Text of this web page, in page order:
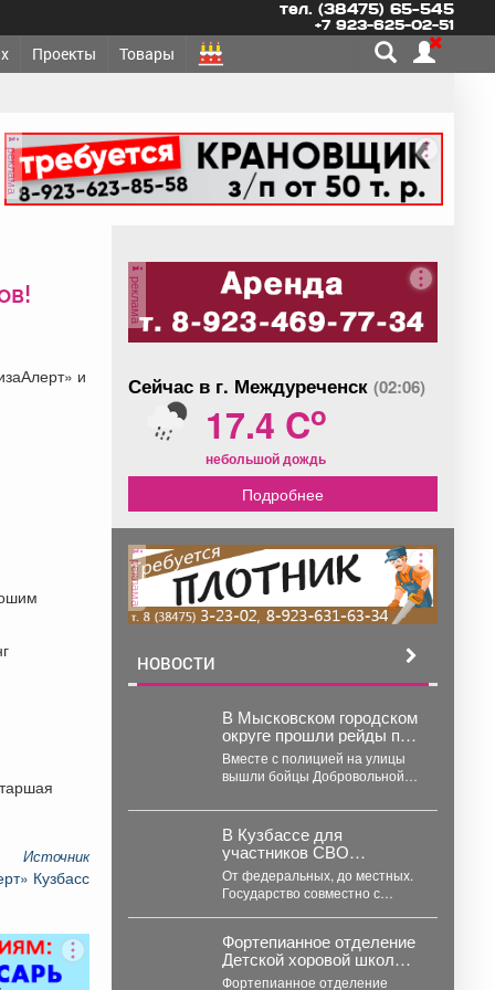
тел. (38475) 65-545
+7 923-625-02-51
Проекты Товары
реклама
и
Источник
Кузбасс
реклама
Сейчас в г. Междуреченск (02:06)
17.4 Co
небольшой дождь
Подробнее
реклама
НОВОСТИ
В Мысковском городском
округе прошли рейды по
охране общественного
порядка.
Вместе с полицией на улицы
вышли бойцы Добровольной
активные граждане, для...
В Кузбассе для
участников СВО
действуют более 50 мер
социальной поддержки.
От федеральных, до местных.
Государство совместно с
бойцы как...
Фортепианное отделение
Детской хоровой школы
№ 52 имени Татьяны
Фортепианное отделение